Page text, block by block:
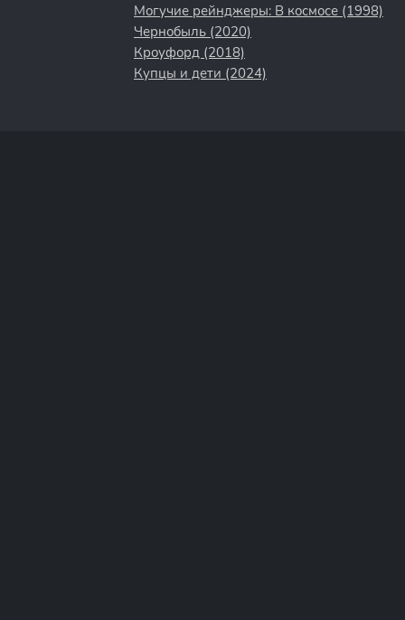
Могучие рейнджеры: В космосе (1998)
Чернобыль (2020)
Кроуфорд (2018)
Купцы и дети (2024)